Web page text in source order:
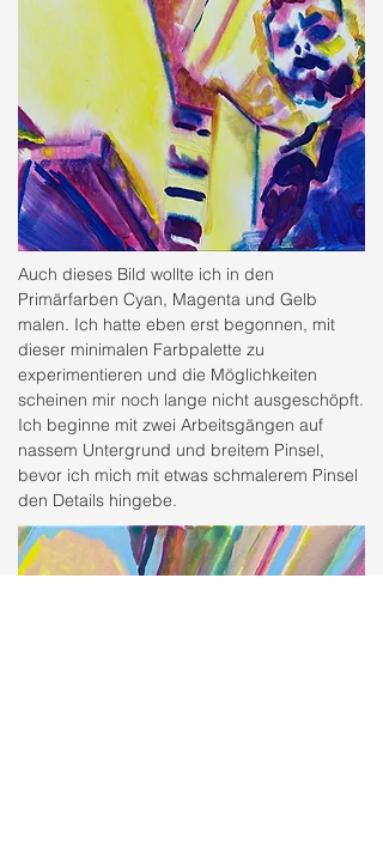
Auch dieses Bild wollte ich in den
Primärfarben Cyan, Magenta und Gelb
malen. Ich hatte eben erst begonnen, mit
dieser minimalen Farbpalette zu
experimentieren und die Möglichkeiten
scheinen mir noch lange nicht ausgeschöpft.
Ich beginne mit zwei Arbeitsgängen auf
nassem Untergrund und breitem Pinsel,
bevor ich mich mit etwas schmalerem Pinsel
den Details hingebe.